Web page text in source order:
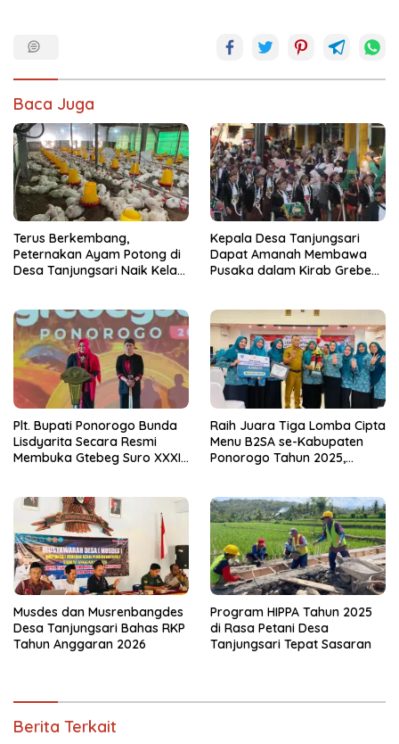
Baca Juga
Terus Berkembang,
Peternakan Ayam Potong di
Desa Tanjungsari Naik Kelas
Kepala Desa Tanjungsari
Dapat Amanah Membawa
Pusaka dalam Kirab Grebeg
Plt. Bupati Ponorogo Bunda
Lisdyarita Secara Resmi
Membuka Gtebeg Suro XXXI
Raih Juara Tiga Lomba Cipta
Menu B2SA se-Kabupaten
Ponorogo Tahun 2025,
Musdes dan Musrenbangdes
Desa Tanjungsari Bahas RKP
Tahun Anggaran 2026
Program HIPPA Tahun 2025
di Rasa Petani Desa
Tanjungsari Tepat Sasaran
Berita Terkait